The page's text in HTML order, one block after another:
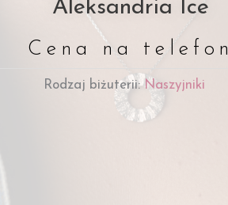
Aleksandria Ice
Cena na telefon
Rodzaj biżuterii: Naszyjniki